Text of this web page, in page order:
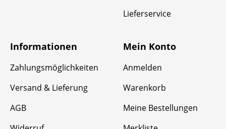
Lieferservice
Informationen
Zahlungsmöglichkeiten
Versand & Lieferung
AGB
Mein Konto
Anmelden
Warenkorb
Meine Bestellungen